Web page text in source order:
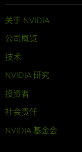
关于 NVIDIA
公司概览
技术
NVIDIA 研究
投资者
社会责任
NVIDIA 基金会